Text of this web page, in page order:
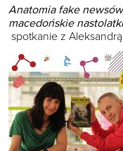
Anatomia fake
macedońskie
spotkanie z